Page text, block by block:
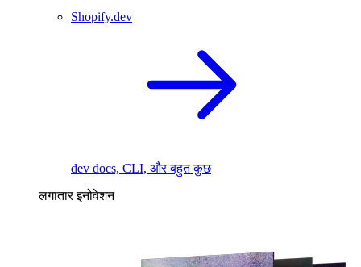
Shopify.dev
dev docs, CLI, और बहुत कुछ
लगातार इनोवेशन